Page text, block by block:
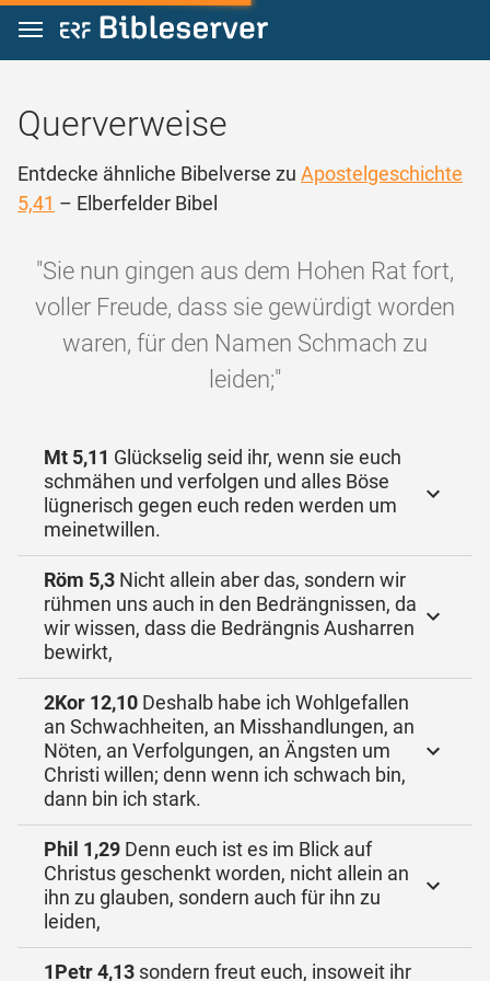
Zum Inhalt springen
Querverweise
Entdecke ähnliche Bibelverse zu Apostelgeschichte
5,41 – Elberfelder Bibel
"Sie nun gingen aus dem Hohen Rat fort,
voller Freude, dass sie gewürdigt worden
waren, für den Namen Schmach zu
leiden;"
Mt 5,11 Glückselig seid ihr, wenn sie euch
schmähen und verfolgen und alles Böse
lügnerisch gegen euch reden werden um
meinetwillen.
Röm 5,3 Nicht allein aber das, sondern wir
rühmen uns auch in den Bedrängnissen, da
wir wissen, dass die Bedrängnis Ausharren
bewirkt,
2Kor 12,10 Deshalb habe ich Wohlgefallen
an Schwachheiten, an Misshandlungen, an
Nöten, an Verfolgungen, an Ängsten um
Christi willen; denn wenn ich schwach bin,
dann bin ich stark.
Phil 1,29 Denn euch ist es im Blick auf
Christus geschenkt worden, nicht allein an
ihn zu glauben, sondern auch für ihn zu
leiden,
1Petr 4,13 sondern freut euch, insoweit ihr